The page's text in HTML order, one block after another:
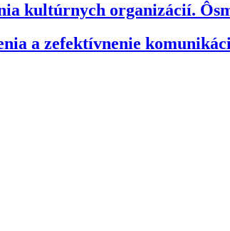
kultúrnych organizácií.
a zefektívnenie